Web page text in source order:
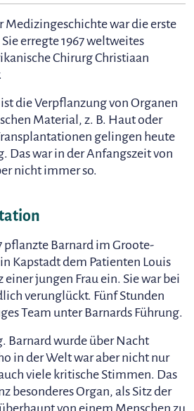
Medizingeschichte war die erste
erregte 1967 weltweites
Chirurg Christiaan
die Verpflanzung von Organen
Material, z. B. Haut oder
gelingen heute
Das war in der Anfangszeit von
nicht immer so.
pflanzte Barnard im Groote-
Kapstadt dem Patienten Louis
einer jungen Frau ein. Sie war bei
verunglückt. Fünf Stunden
Team unter Barnards Führung.
Barnard wurde über Nacht
in der Welt war aber nicht nur
viele kritische Stimmen. Das
besonderes Organ, als Sitz der
von einem Menschen zu